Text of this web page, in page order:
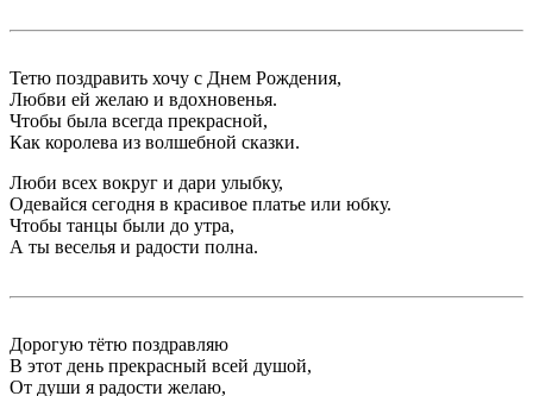
Тетю поздравить хочу с Днем Рождения,
Любви ей желаю и вдохновенья.
Чтобы была всегда прекрасной,
Как королева из волшебной сказки.
Люби всех вокруг и дари улыбку,
Одевайся сегодня в красивое платье или юбку.
Чтобы танцы были до утра,
А ты веселья и радости полна.
Дорогую тётю поздравляю
В этот день прекрасный всей душой,
От души я радости желаю,